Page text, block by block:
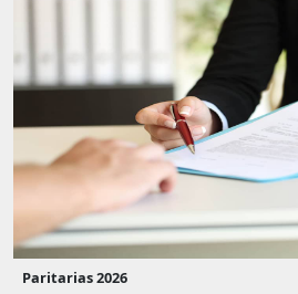
Paritarias 2026